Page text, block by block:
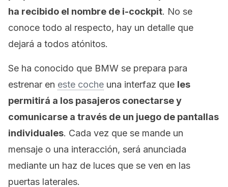
ha recibido el nombre de i-cockpit. No se
conoce todo al respecto, hay un detalle que
dejará a todos atónitos.
Se ha conocido que BMW se prepara para
estrenar en este coche una interfaz que les
permitirá a los pasajeros conectarse y
comunicarse a través de un juego de pantallas
individuales. Cada vez que se mande un
mensaje o una interacción, será anunciada
mediante un haz de luces que se ven en las
puertas laterales.